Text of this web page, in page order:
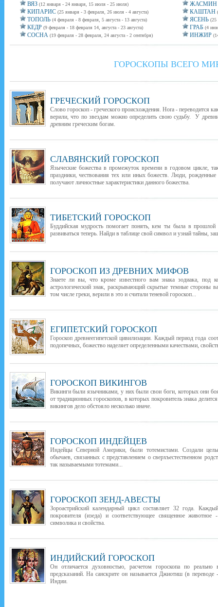
ВЯЗ (12 января - 24 января, 15 июля - 25 июля)
КИПАРИС (25 января - 3 февраля, 26 июля - 4 августа)
ТОПОЛЬ (4 февраля - 8 февраля, 5 августа - 13 августа)
КЕДР (9 февраля - 18 февраля 14, августа - 23 августа)
СОСНА (19 февраля - 28 февраля, 24 августа - 2 сентября)
ЖАСМИН
КАШТАН
ЯСЕНЬ (25
ГРАБ (4
ИНЖИР
ГОРОСКОПЫ ВСЕГО
ГРЕЧЕСКИЙ ГОРОСКОП
Слово гороскоп - греческого происхождения. Hora - переводится
верили, что по звездам можно определить свою судьбу. У
древним греческим богам.
СЛАВЯНСКИЙ ГОРОСКОП
Языческие божества в промежуток времени в годовом цикле,
праздники, чествования тех или иных божеств. Люди,
получают личностные характеристики данного божества.
ТИБЕТСКИЙ ГОРОСКОП
Буддийская мудрость помогает понять, кем ты была в
развиваться теперь. Найди в таблице свой символ и узнай тайны,
ГОРОСКОП ИЗ ДРЕВНИХ МИФОВ
Знаете ли вы, что кроме известного вам знака зодиака, под
астрологический знак, раскрывающий скрытые темные стороны
том числе греки, верили в это и считали теневой гороскоп...
ЕГИПЕТСКИЙ ГОРОСКОП
Гороскоп древнеегипетской цивилизации. Каждый период года
подопечных, божество наделяет определенными качествами,
ГОРОСКОП ВИКИНГОВ
Викинги были язычниками, у них были свои боги, которых они
от традиционных гороскопов, в которых покровитель знака
викингов дело обстояло несколько иначе.
ГОРОСКОП ИНДЕЙЦЕВ
Индейцы Северной Америки, были тотемистами. Создали
обычаев, связанных с представлением о сверхъестественном
так называемыми тотемами...
ГОРОСКОП ЗЕНД-АВЕСТЫ
Зороастрийский календарный цикл составляет 32 года.
покровителя (изеда) и соответствующее священное
символика и свойства.
ИНДИЙСКИЙ ГОРОСКОП
Он отличается духовностью, расчетом гороскопа по
предсказаний. На санскрите он называется Джиотиш (в переводе
Индии.